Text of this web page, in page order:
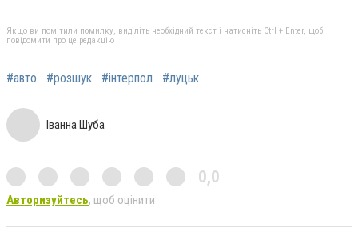
Якщо ви помітили помилку, виділіть необхідний текст і натисніть Ctrl + Enter, щоб
повідомити про це редакцію
#авто #розшук #інтерпол #луцьк
Іванна Шуба
0,0
Авторизуйтесь, щоб оцінити